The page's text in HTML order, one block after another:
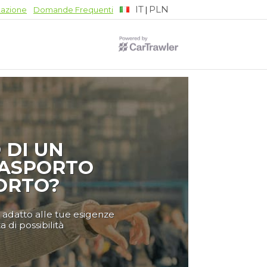
Domande Frequenti IT| PLN
DI UN
alle tue esigenze
di possibilità